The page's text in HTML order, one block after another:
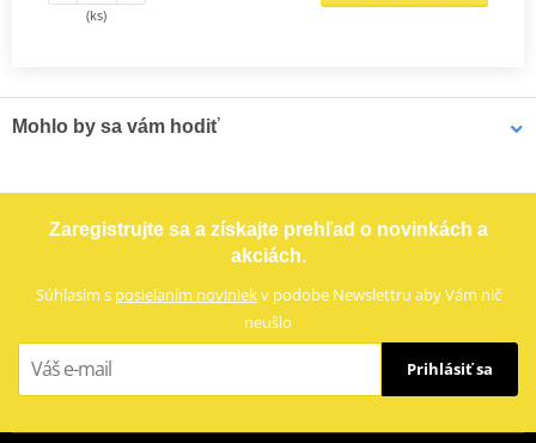
(ks)
Mohlo by sa vám hodiť
Zaregistrujte sa a získajte prehľad o novinkách a
akciách.
Súhlasím s posielaním noviniekv podobe Newslettru aby Vám nič
neušlo
Prihlásiť sa